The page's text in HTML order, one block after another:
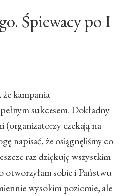
Śpiewacy po I
kampania
sukcesem. Dokładny
czekają na
napisać, że osiągnęliśmy co
raz dziękuję wszystkim
otworzyłam sobie i Państwu
wysokim poziomie, ale